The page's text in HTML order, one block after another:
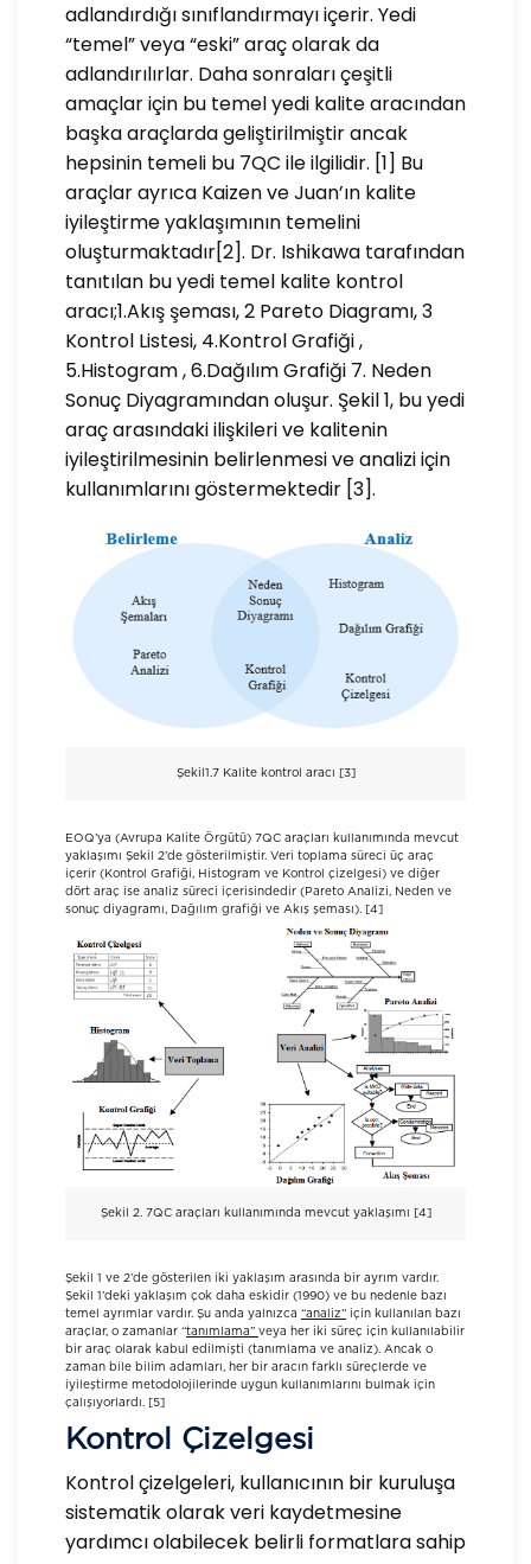
adlandırdığı sınıflandırmayı içerir. Yedi
“temel” veya “eski” araç olarak da
adlandırılırlar. Daha sonraları çeşitli
amaçlar için bu temel yedi kalite aracından
başka araçlarda geliştirilmiştir ancak
hepsinin temeli bu 7QC ile ilgilidir. [1] Bu
araçlar ayrıca Kaizen ve Juan’ın kalite
iyileştirme yaklaşımının temelini
oluşturmaktadır[2]. Dr. Ishikawa tarafından
tanıtılan bu yedi temel kalite kontrol
aracı;1.Akış şeması, 2 Pareto Diagramı, 3
Kontrol Listesi, 4.Kontrol Grafiği ,
5.Histogram , 6.Dağılım Grafiği 7. Neden
Sonuç Diyagramından oluşur. Şekil 1, bu yedi
araç arasındaki ilişkileri ve kalitenin
iyileştirilmesinin belirlenmesi ve analizi için
kullanımlarını göstermektedir [3].
Şekil1.7 Kalite kontrol aracı [3]
EOQ’ya (Avrupa Kalite Örgütü) 7QC araçları kullanımında mevcut
yaklaşımı Şekil 2’de gösterilmiştir. Veri toplama süreci üç araç
içerir (Kontrol Grafiği, Histogram ve Kontrol çizelgesi) ve diğer
dört araç ise analiz süreci içerisindedir (Pareto Analizi, Neden ve
sonuç diyagramı, Dağılım grafiği ve Akış şeması). [4]
Şekil 2. 7QC araçları kullanımında mevcut yaklaşımı [4]
Şekil 1 ve 2’de gösterilen iki yaklaşım arasında bir ayrım vardır.
Şekil 1’deki yaklaşım çok daha eskidir (1990) ve bu nedenle bazı
temel ayrımlar vardır. Şu anda yalnızca “analiz” için kullanılan bazı
araçlar, o zamanlar “tanımlama” veya her iki süreç için kullanılabilir
bir araç olarak kabul edilmişti (tanımlama ve analiz). Ancak o
zaman bile bilim adamları, her bir aracın farklı süreçlerde ve
iyileştirme metodolojilerinde uygun kullanımlarını bulmak için
çalışıyorlardı. [5]
Kontrol Çizelgesi
Kontrol çizelgeleri, kullanıcının bir kuruluşa
sistematik olarak veri kaydetmesine
yardımcı olabilecek belirli formatlara sahip